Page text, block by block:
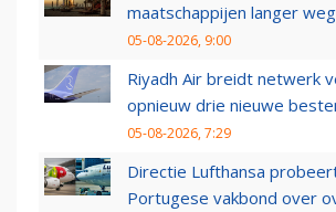
maatschappijen langer
05-08-2026, 9:00
Riyadh Air breidt netwerk
opnieuw drie nieuwe
05-08-2026, 7:29
Directie Lufthansa
Portugese vakbond over